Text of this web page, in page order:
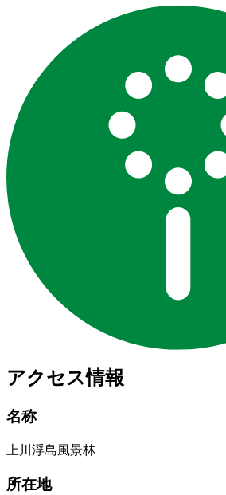
アクセス情報
名称
上川浮島風景林
所在地